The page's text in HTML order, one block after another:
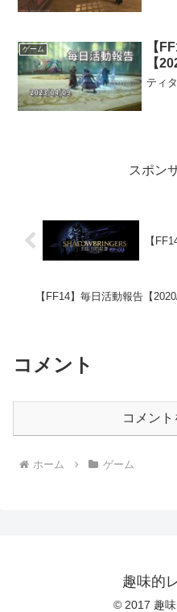
ゲーム
【
【
ティ
スポン
【
【FF14】毎日活動報告【
コメント
コメン
ホーム ゲーム
趣味的
© 2017 趣味